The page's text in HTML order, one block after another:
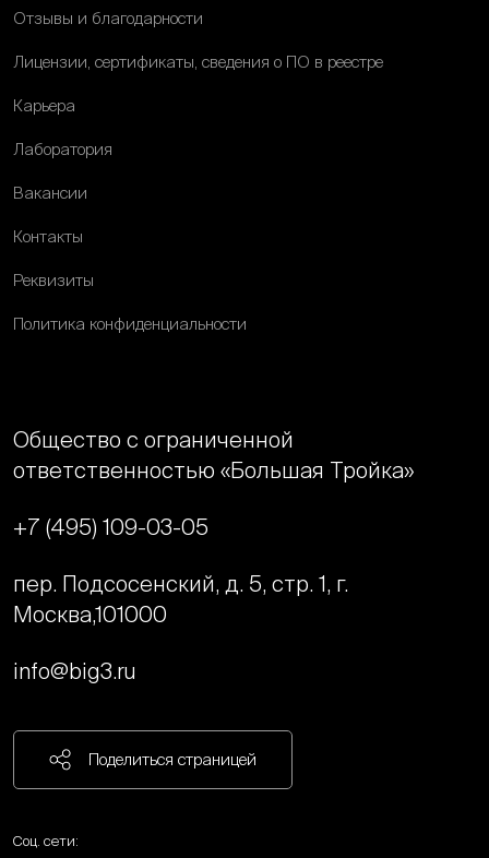
Отзывы и благодарности
Лицензии, сертификаты, сведения о ПО в реестре
Карьера
Лаборатория
Вакансии
Контакты
Реквизиты
Политика конфиденциальности
Общество с ограниченной
ответственностью «Большая Тройка»
+7 (495) 109-03-05
пер. Подсосенский, д. 5, стр. 1, г.
Москва,101000
info@big3.ru
Поделиться страницей
Соц. сети: